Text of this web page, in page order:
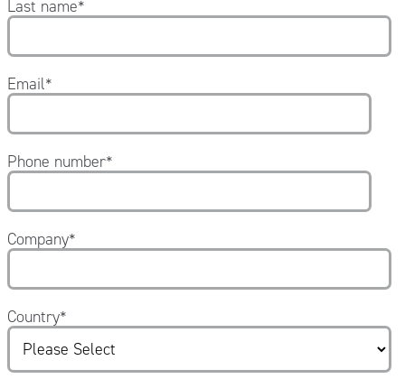
Last name*
Email*
Phone number*
Company*
Country*